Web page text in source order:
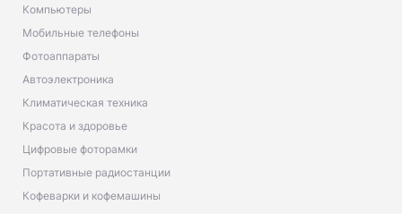
Компьютеры
Мобильные телефоны
Фотоаппараты
Автоэлектроника
Климатическая техника
Красота и здоровье
Цифровые фоторамки
Портативные радиостанции
Кофеварки и кофемашины